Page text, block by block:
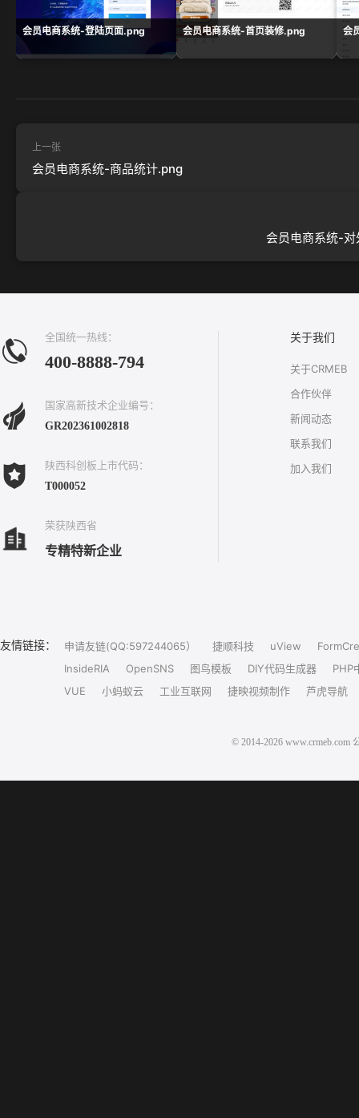
会员电商系统-登陆页面.png 会员电商系统-首页装修.png 会
上一张
会员电商系统-商品统计.png
会员电商系统-
全国统一热线：
400-8888-794
国家高新技术企业编号：
GR202361002818
陕西科创板上市代码：
T000052
荣获陕西省
专精特新企业
关于我们
关于CRMEB
合作伙伴
新闻动态
联系我们
加入我们
友情链接： 申请友链(QQ:597244065） 捷顺科技 uView
InsideRIA
OpenSNS 图鸟模板 DIY代码生成器
PHP
VUE
小蚂蚁云 工业互联网 捷映视频制作 芦虎导航
© 2014-2026